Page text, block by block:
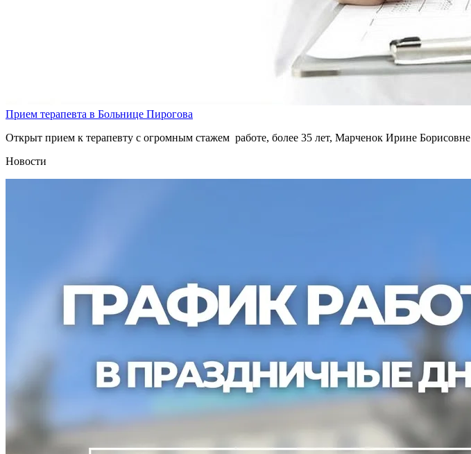
Прием терапевта в Больнице Пирогова
Открыт прием к терапевту с огромным стажем работе, более 35 лет, Марченок Ирине Борисовне
Новости